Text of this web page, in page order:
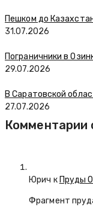
Пешком до
31.07.2026
Пограничники в
29.07.2026
В Саратовской
27.07.2026
Комментарии
Юрич к Пруды
Фрагмент